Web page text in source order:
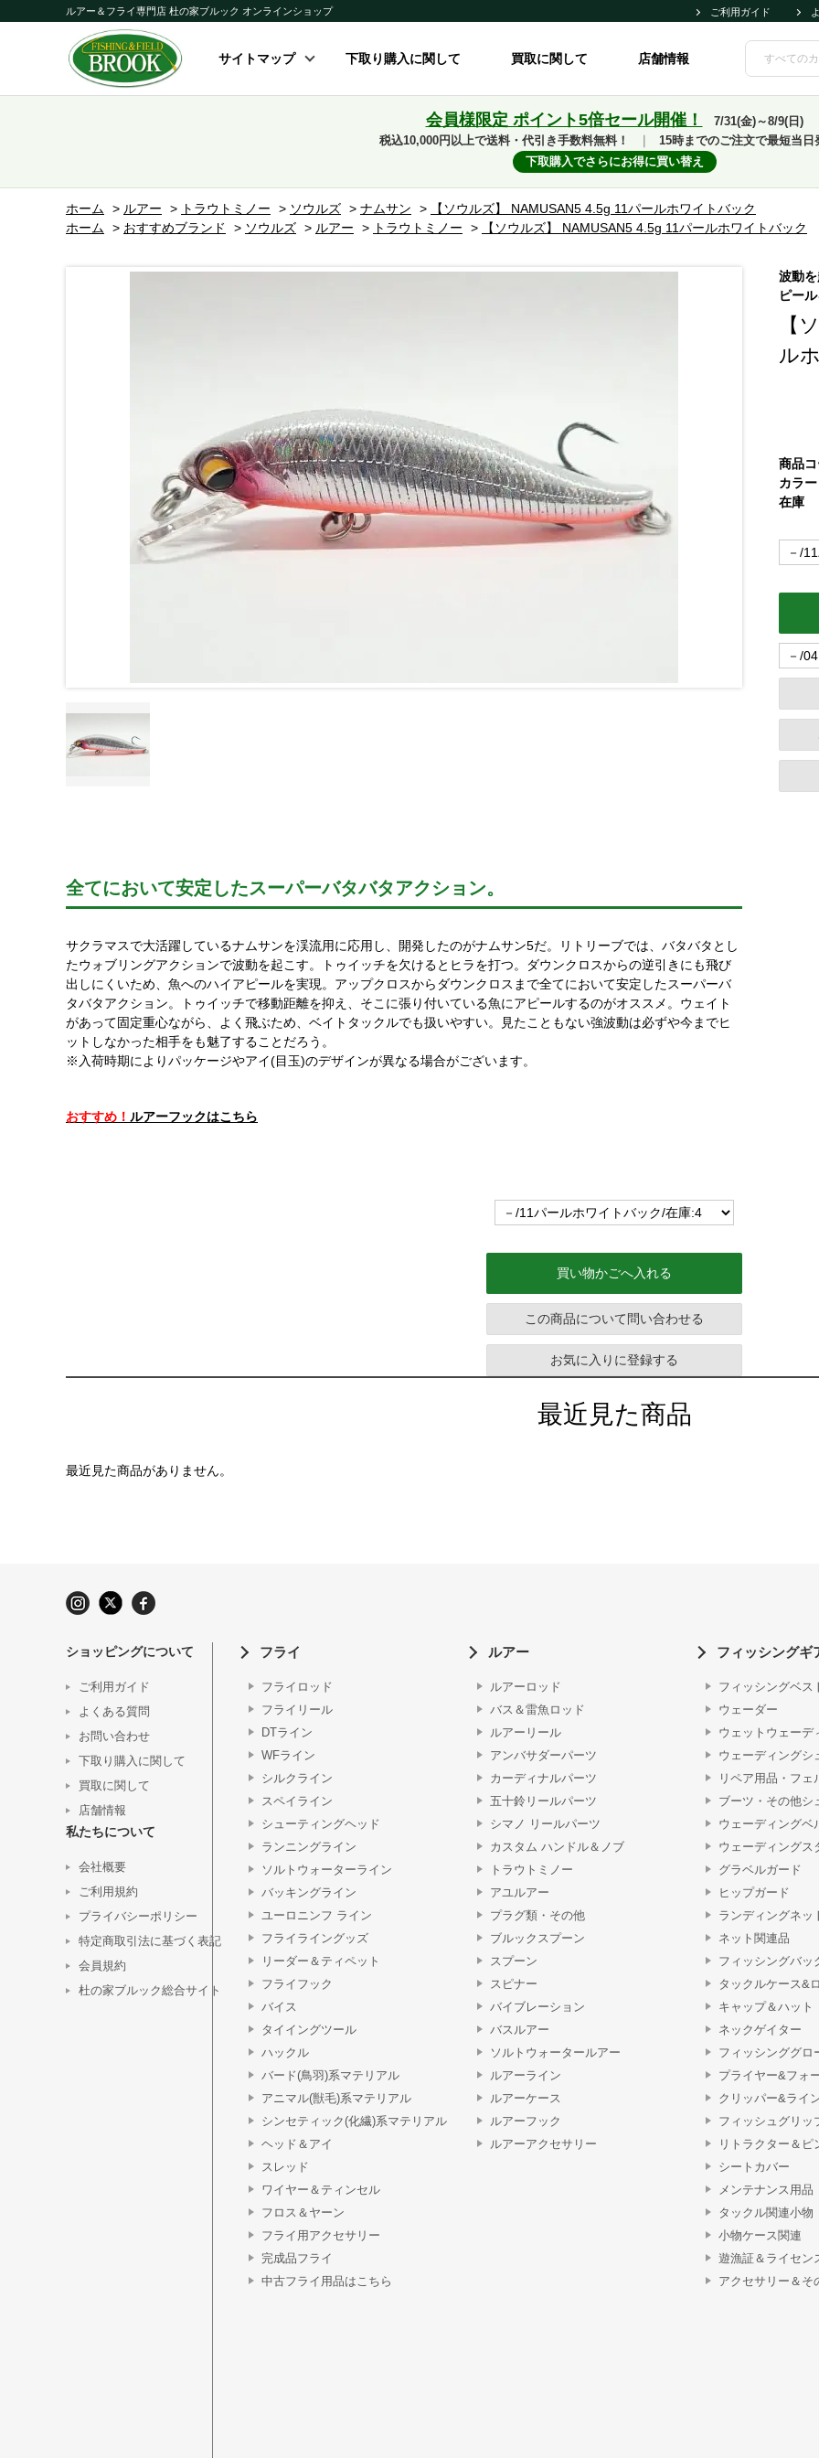
ルアー＆フライ専門店 杜の家ブルック オンラインショップ ご利用ガイド
サイトマップ 下取り購入に関して 買取に関して 店舗情報
会員様限定 ポイント5倍セール開催！
7/31(金)～8/9(日)
税込10,000円以上で送料・代引き手数料無料！
15時までのご注文で最短当日
下取購入でさらにお得に買い替え
ホーム > ルアー > トラウトミノー > ソウルズ > ナムサン >
【ソウルズ】 NAMUSAN5 4.5g 11パールホワイトバック
ホーム
> おすすめブランド > ソウルズ > ルアー > トラウトミノー > 【ソウルズ】 NAMUSAN5 4.5g 11パールホワイトバック
全てにおいて安定したスーパーバタバタアクション。
サクラマスで大活躍しているナムサンを渓流用に応用し、開発したのがナムサン5だ。リトリーブでは、バタバタとし
たウォブリングアクションで波動を起こす。トゥイッチを欠けるとヒラを打つ。ダウンクロスからの逆引きにも飛び
出しにくいため、魚へのハイアピールを実現。アップクロスからダウンクロスまで全てにおいて安定したスーパーバ
タバタアクション。トゥイッチで移動距離を抑え、そこに張り付いている魚にアピールするのがオススメ。ウェイト
があって固定重心ながら、よく飛ぶため、ベイトタックルでも扱いやすい。見たこともない強波動は必ずや今までヒ
ットしなかった相手をも魅了することだろう。
※入荷時期によりパッケージやアイ(目玉)のデザインが異なる場合がございます。
おすすめ！ ルアーフックはこちら
波動
ピー
【
ル
商品
カラー
在庫
買い物かごへ入れる
この商品について問い合わせる
お気に入りに登録する
最近見た商品
最近見た商品がありません。
ショッピングについて
ご利用ガイド
よくある質問
お問い合わせ
下取り購入に関して
買取に関して
店舗情報
私たちについて
会社概要
ご利用規約
プライバシーポリシー
特定商取引法に基づく表記
会員規約
杜の家ブルック総合サイト
フライ
フライロッド
フライリール
DTライン
WFライン
シルクライン
スペイライン
シューティングヘッド
ランニングライン
ソルトウォーターライン
バッキングライン
ユーロニンフ ライン
フライライングッズ
リーダー＆ティペット
フライフック
バイス
タイイングツール
ハックル
バード(鳥羽)系マテリアル
アニマル(獣毛)系マテリアル
シンセティック(化繊)系マテリアル
ヘッド＆アイ
スレッド
ワイヤー＆ティンセル
フロス＆ヤーン
フライ用アクセサリー
完成品フライ
中古フライ用品はこちら
ルアー
ルアーロッド
バス＆雷魚ロッド
ルアーリール
アンバサダーパーツ
カーディナルパーツ
五十鈴リールパーツ
シマノ リールパーツ
カスタム ハンドル＆ノブ
トラウトミノー
アユルアー
プラグ類・その他
ブルックスプーン
スプーン
スピナー
バイブレーション
バスルアー
ソルトウォータールアー
ルアーライン
ルアーケース
ルアーフック
ルアーアクセサリー
フィッシングギ
フィッシングベス
ウェーダー
ウェットウェーデ
ウェーディングシ
リペア用品・フェ
ブーツ・その他シ
ウェーディングベ
ウェーディングス
グラベルガード
ヒップガード
ランディングネッ
ネット関連品
フィッシングバッ
タックルケース&
キャップ＆ハット
ネックゲイター
フィッシンググロ
プライヤー&フォ
クリッパー&ライ
フィッシュグリッ
リトラクター＆ピ
シートカバー
メンテナンス用品
タックル関連小物
小物ケース関連
遊漁証＆ライセン
アクセサリー＆そ